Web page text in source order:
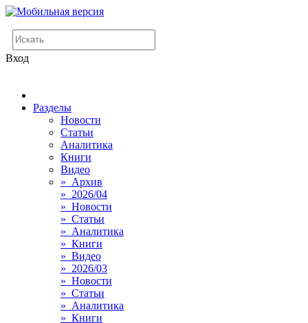
Вход
Разделы
Новости
Статьи
Аналитика
Книги
Видео
» Архив
» 2026/04
» Новости
» Статьи
» Аналитика
» Книги
» Видео
» 2026/03
» Новости
» Статьи
» Аналитика
» Книги